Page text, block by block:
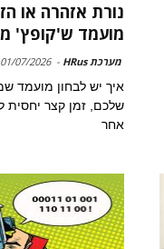
נורת אזהרה או
מועמד ש'קופץ'
מערכת HRus -
01/07/2026
איך יש לבחון מועמד
שלכם, זמן קצר יחסית
אחר